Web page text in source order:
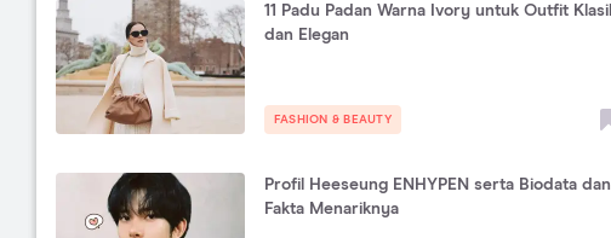
11 Padu Padan Warna Ivory untuk Outfit
dan Elegan
FASHION & BEAUTY
Profil Heeseung ENHYPEN serta Biodata dan
Fakta Menariknya